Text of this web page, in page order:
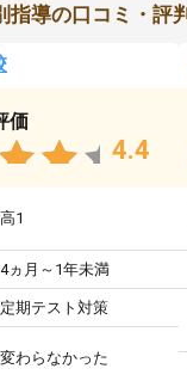
指導の口コミ・評
価
4.4
高1
4ヵ月～1年未満
定期テスト対策
変わらなかった